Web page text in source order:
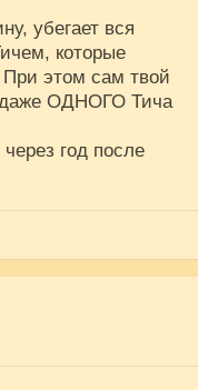
убегает вся
которые
При этом сам твой
ОДНОГО Тича
год после